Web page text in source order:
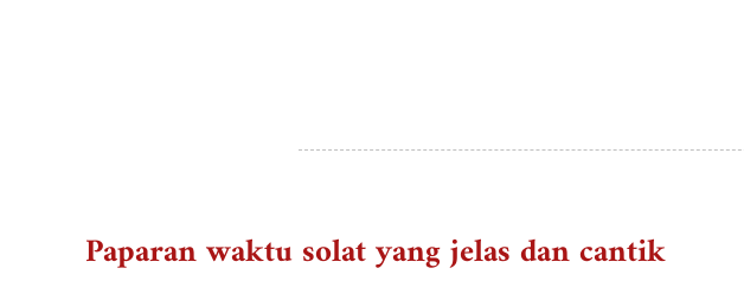
Paparan waktu solat yang jelas dan cantik